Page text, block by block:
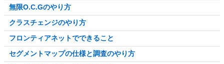
無限O.C.Gのやり方
クラスチェンジのやり方
フロンティアネットでできること
セグメントマップの仕様と調査のやり方